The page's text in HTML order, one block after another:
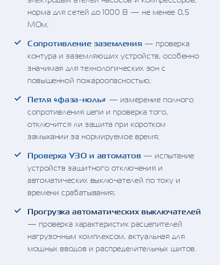
норма для сетей до 1000 В — не менее 0,5
МОм;
Сопротивление заземления — проверка
контура и заземляющих устройств, особенно
значимая для технологических зон с
повышенной пожароопасностью;
Петля «фаза-ноль» — измерение полного
сопротивления цепи и проверка того,
отключится ли защита при коротком
замыкании за нормируемое время;
Проверка УЗО и автоматов — испытание
устройств защитного отключения и
автоматических выключателей по току и
времени срабатывания;
Прогрузка автоматических выключателей
— проверка характеристик расцепителей
нагрузочным комплексом, актуальная для
мощных вводов и распределительных щитов.